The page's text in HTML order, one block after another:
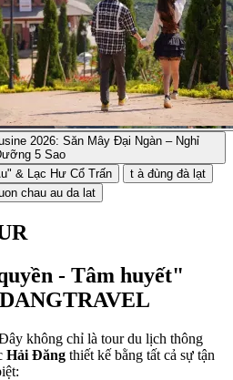
2026: Săn Mây Đại Ngàn – Nghỉ
5 Sao
& Lạc Hư Cổ Trấn
t à đùng đà lạt
chau au da lat
- Tâm huyết"
không chỉ là tour du lịch thông
Hải Đăng thiết kế bằng tất cả sự tận